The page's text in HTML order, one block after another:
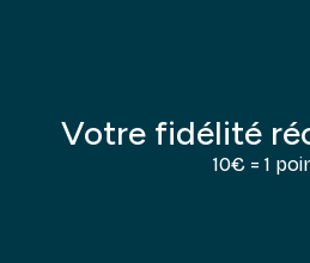
Votre fidélité
10€ = 1